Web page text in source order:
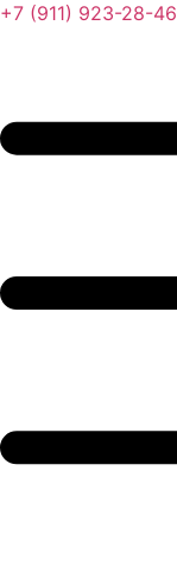
+7 (911) 923-28-46